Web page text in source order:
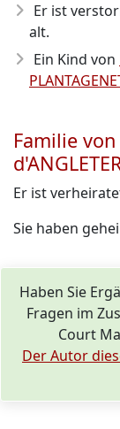
Er ist
alt.
Ein Kind von
Familie
Er ist
Sie haben
Haben Sie
Fragen im
Court
Der Autor